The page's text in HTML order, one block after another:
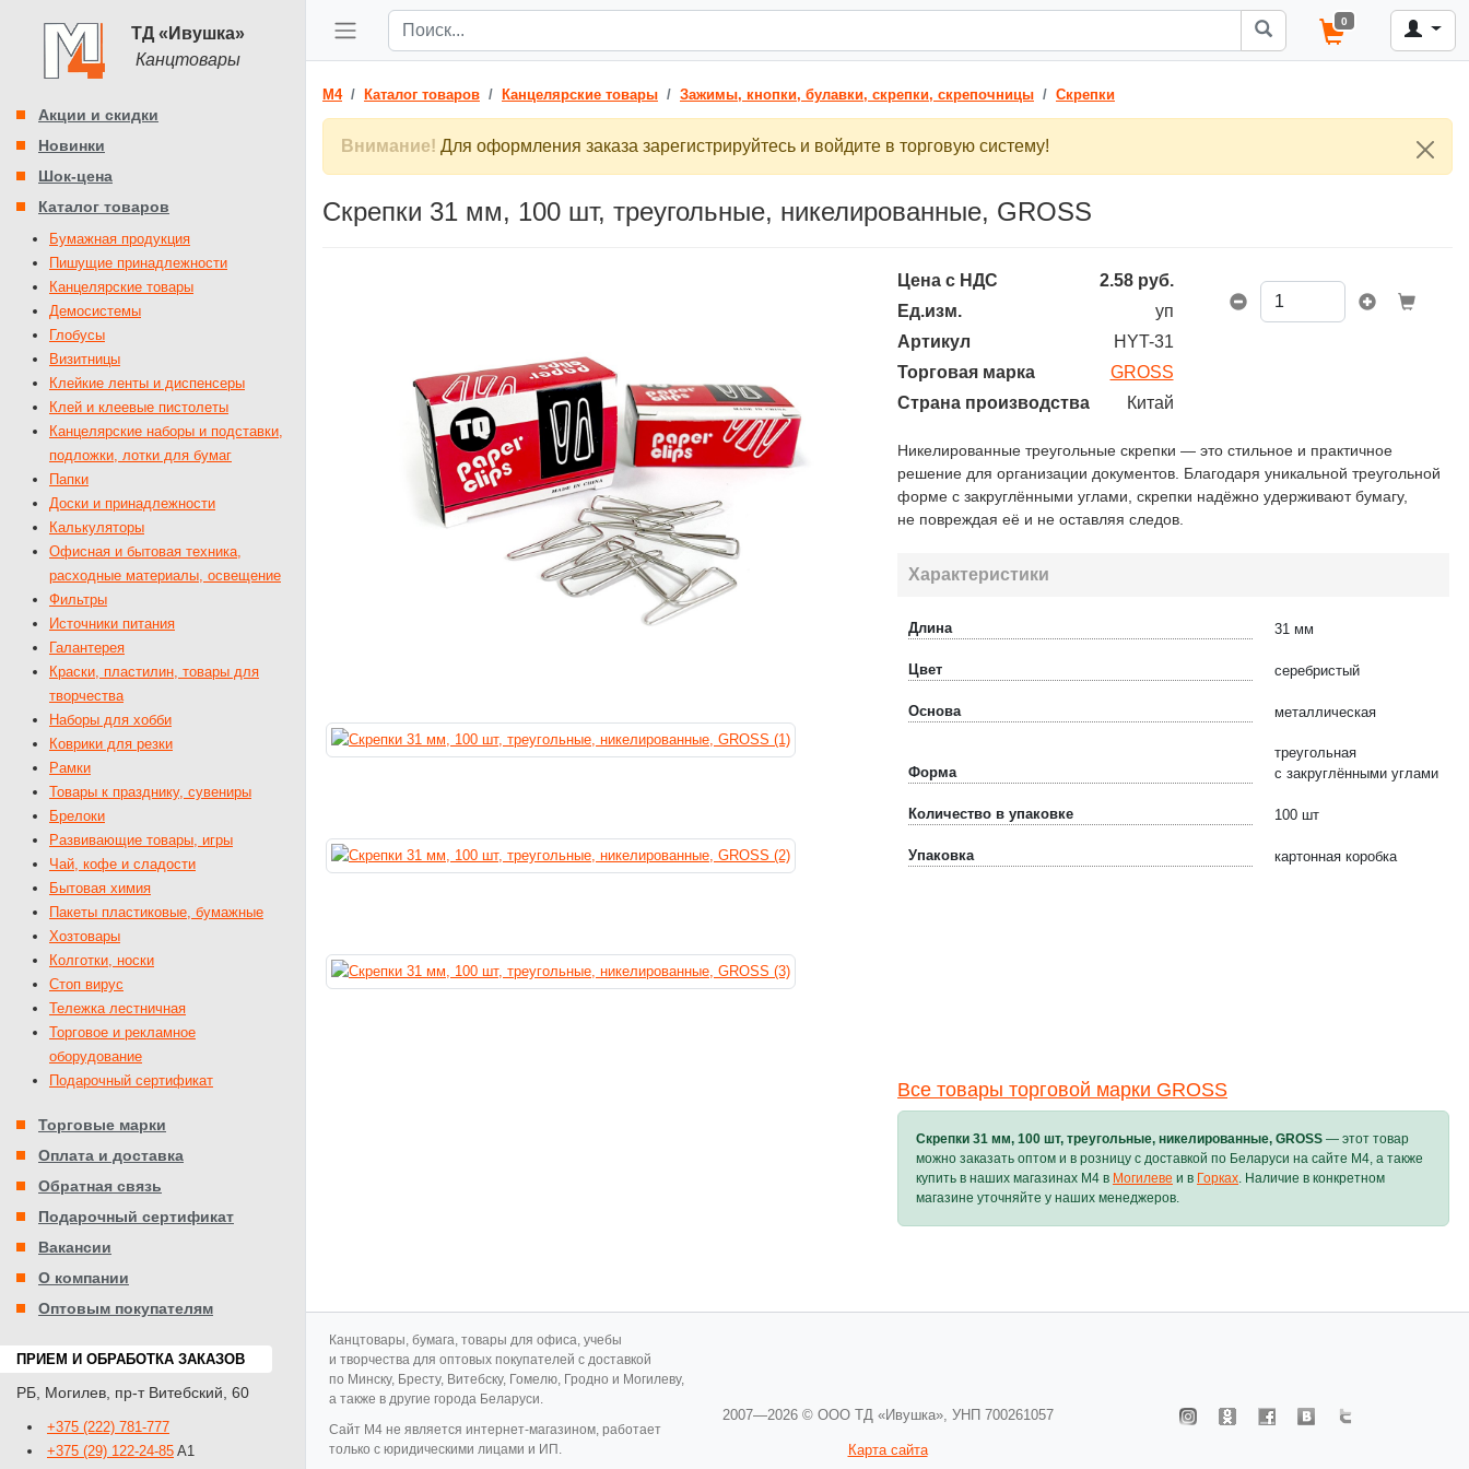
ТД «Ивушка»
Канцтовары
Акции и скидки
Новинки
Шок-цена
Каталог товаров
Бумажная продукция
Пишущие принадлежности
Канцелярские товары
Демосистемы
Глобусы
Визитницы
Клейкие ленты и диспенсеры
Клей и клеевые пистолеты
Канцелярские наборы и подставки,
подложки, лотки для бумаг
Папки
Доски и принадлежности
Калькуляторы
Офисная и бытовая техника,
расходные материалы, освещение
Фильтры
Источники питания
Галантерея
Краски, пластилин, товары для
творчества
Наборы для хобби
Коврики для резки
Рамки
Товары к празднику, сувениры
Брелоки
Развивающие товары, игры
Чай, кофе и сладости
Бытовая химия
Пакеты пластиковые, бумажные
Хозтовары
Колготки, носки
Стоп вирус
Тележка лестничная
Торговое и рекламное
оборудование
Подарочный сертификат
Торговые марки
Оплата и доставка
Обратная связь
Подарочный сертификат
Вакансии
О компании
Оптовым покупателям
ПРИЕМ И ОБРАБОТКА ЗАКАЗОВ
РБ Могилев пр-т Витебский, 60
+375 (222) 781-777
+375 (29) 122-24-85 A1
0
M4 Каталог товаров Канцелярские товары Зажимы, кнопки, булавки, скрепки, скрепочницы Скрепки
Внимание! Для оформления заказа зарегистрируйтесь и войдите в торговую систему!
Скрепки 31 мм, 100 шт, треугольные, никелированные, GROSS
Цена с НДС 2.58руб.
Ед.изм.
уп
Артикул
HYT-31
Торговая марка
GROSS
Страна производства
Китай
Никелированные треугольные скрепки — это стильное и практичное
решение для организации документов. Благодаря уникальной треугольной
форме с закруглёнными углами, скрепки надёжно удерживают бумагу,
не повреждая её и не оставляя следов.
Характеристики
Длина 31 мм
Цвет серебристый
Основа металлическая
Форма
треугольная
с закруглёнными углами
Количество в упаковке 100 шт
Упаковка картонная коробка
Все товары торговой марки GROSS
Скрепки 31 мм, 100 шт, треугольные, никелированные, GROSS — этот товар
можно заказать оптом и в розницу с доставкой по Беларуси на сайте M4, а также
купить в наших магазинах M4 в Могилеве и в Горках. Наличие в конкретном
магазине уточняйте у наших менеджеров.
Канцтовары, бумага, товары для офиса, учебы
и творчества для оптовых покупателей с доставкой
по Минску, Бресту, Витебску, Гомелю, Гродно и Могилеву,
а также в другие города Беларуси.
Cайт M4 не является интернет-магазином, работает
только с юридическими лицами и ИП.
2007—2026 © ООО ТД «Ивушка», УНП 700261057
Карта сайта